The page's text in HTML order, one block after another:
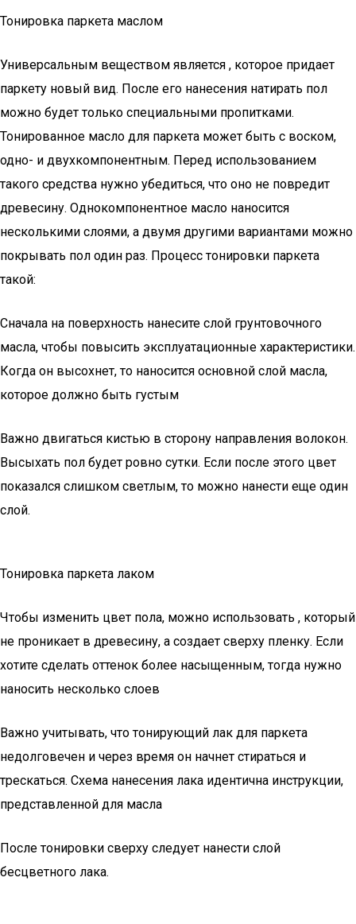
Тонировка паркета маслом
Универсальным веществом является , которое придает
паркету новый вид. После его нанесения натирать пол
можно будет только специальными пропитками.
Тонированное масло для паркета может быть с воском,
одно- и двухкомпонентным. Перед использованием
такого средства нужно убедиться, что оно не повредит
древесину. Однокомпонентное масло наносится
несколькими слоями, а двумя другими вариантами можно
покрывать пол один раз. Процесс тонировки паркета
такой:
Сначала на поверхность нанесите слой грунтовочного
масла, чтобы повысить эксплуатационные характеристики.
Когда он высохнет, то наносится основной слой масла,
которое должно быть густым
Важно двигаться кистью в сторону направления волокон.
Высыхать пол будет ровно сутки. Если после этого цвет
показался слишком светлым, то можно нанести еще один
слой.
Тонировка паркета лаком
Чтобы изменить цвет пола, можно использовать , который
не проникает в древесину, а создает сверху пленку. Если
хотите сделать оттенок более насыщенным, тогда нужно
наносить несколько слоев
Важно учитывать, что тонирующий лак для паркета
недолговечен и через время он начнет стираться и
трескаться. Схема нанесения лака идентична инструкции,
представленной для масла
После тонировки сверху следует нанести слой
бесцветного лака.